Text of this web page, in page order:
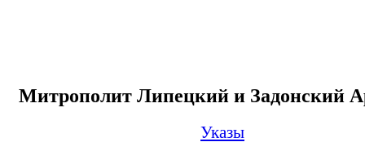
Митрополит Липецкий и Задонский
Указы